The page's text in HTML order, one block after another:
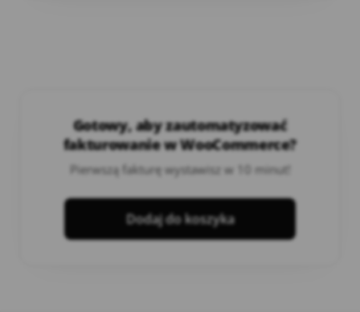
Gotowy, aby zautomatyzować
fakturowanie w WooCommerce?
Pierwszą fakturę wystawisz w 10 minut!
Dodaj do koszyka